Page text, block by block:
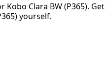
Clara BW (P365). Get
yourself.